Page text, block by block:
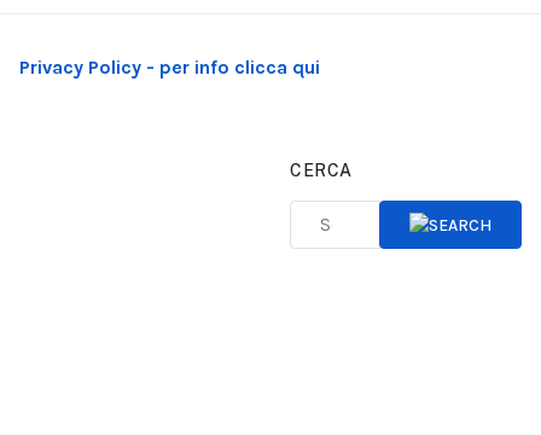
Privacy Policy - per info clicca qui
CERCA